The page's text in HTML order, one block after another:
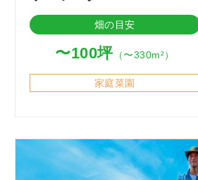
畑の目安
〜100坪（〜330m²）
家庭菜園